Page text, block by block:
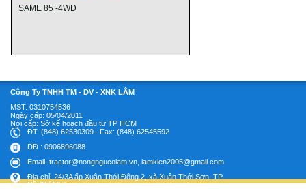
SAME 85 -4WD
Công Ty TNHH TM - DV - XNK LÂM
MST: 0310754536
Ngày cấp: 05/04/2011
Nợi cấp: Sở kế hoạch đầu tư TP HCM
ĐT: (848) 62530309– Fax: (848) 62545592
DĐ : 0906896088
Email: tractor@nongngucolam.vn, lamkien2005@gmail.com
Địa chỉ: 24/3A ấp Xuân Thới Đông 2, xã Xuân Thới Sơn, TP
Hồ Chí Minh